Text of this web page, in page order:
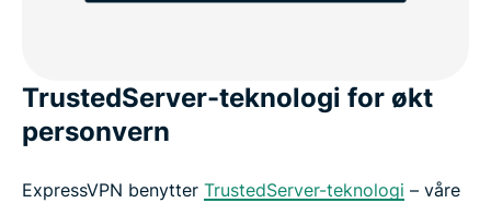
TrustedServer-teknologi for økt
personvern
ExpressVPN benytter TrustedServer-teknologi – våre